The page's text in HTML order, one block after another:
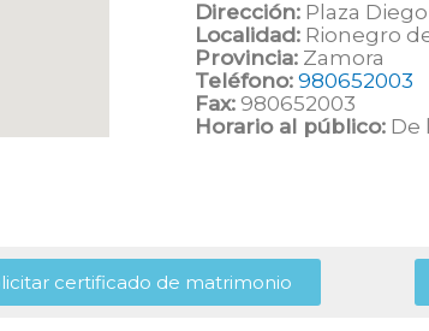
Dirección: Plaza
Localidad: Rionegro
Provincia: Zamora
Teléfono: 980652003
Fax: 980652003
Horario al público: De
certificado de matrimonio